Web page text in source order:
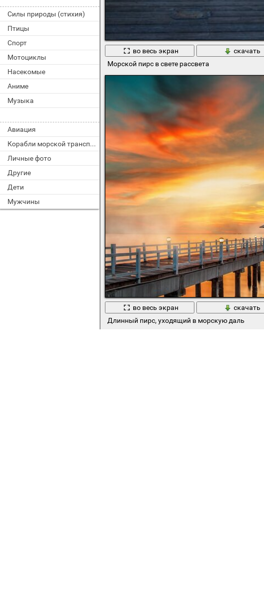
Силы природы (стихия)
Птицы
Спорт
Мотоциклы
Насекомые
Аниме
Музыка
Авиация
Корабли морской транспорт
Личные фото
Другие
Дети
Мужчины
во весь экран
скачать
Морской пирс в свете рассвета
во весь экран
скачать
Длинный пирс, уходящий в морскую даль